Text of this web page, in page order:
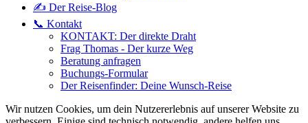
✍️ Der Reise-Blog
📞 Kontakt
KONTAKT: Der direkte Draht
Frag Thomas - Der kurze Weg
Beratung anfragen
Buchungs-Formular
Der Reisenfinder: Deine Wunsch-Reise
Wir nutzen Cookies, um dein Nutzererlebnis auf unserer Website zu